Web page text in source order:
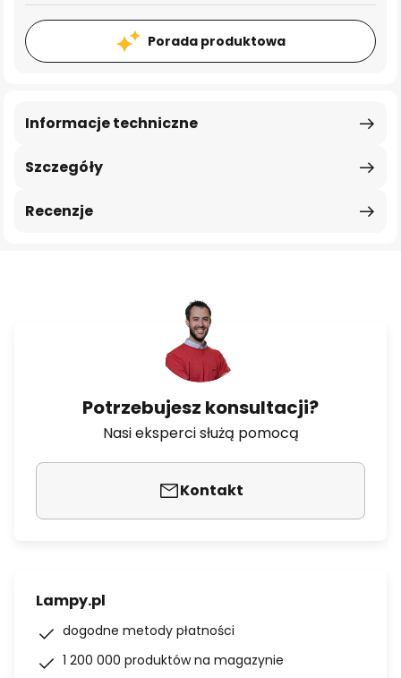
Porada produktowa
Szczegóły
Informacje techniczne
Recenzje
Potrzebujesz konsultacji?
Nasi eksperci służą pomocą
Kontakt
Lampy.pl
dogodne metody płatności
1 200 000 produktów na magazynie